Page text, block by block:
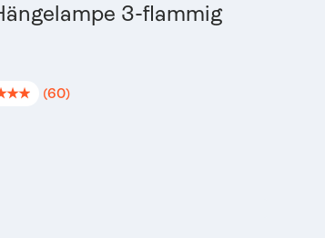
3-flammig
(60)